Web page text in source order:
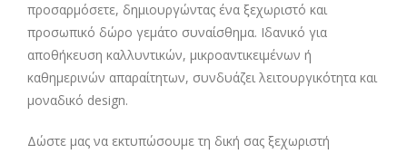
προσαρμόσετε, δημιουργώντας ένα ξεχωριστό και
προσωπικό δώρο γεμάτο συναίσθημα. Ιδανικό για
αποθήκευση καλλυντικών, μικροαντικειμένων ή
καθημερινών απαραίτητων, συνδυάζει λειτουργικότητα και
μοναδικό design.
Δώστε μας να εκτυπώσουμε τη δική σας ξεχωριστή